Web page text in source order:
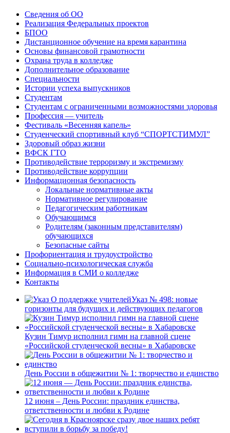
Сведения об ОО
Реализация Федеральных проектов
БПОО
Дистанционное обучение на время карантина
Основы финансовой грамотности
Охрана труда в колледже
Дополнительное образование
Специальности
Истории успеха выпускников
Студентам
Студентам с ограниченными возможностями здоровья
Профессия — учитель
Фестиваль «Весенняя капель»
Студенческий спортивный клуб “СПОРТСТИМУЛ”
Здоровый образ жизни
ВФСК ГТО
Противодействие терроризму и экстремизму
Противодействие коррупции
Информационная безопасность
Локальные нормативные акты
Нормативное регулирование
Педагогическим работникам
Обучающимся
Родителям (законным представителям)
обучающихся
Безопасные сайты
Профориентация и трудоустройство
Социально-психологическая служба
Информация в СМИ о колледже
Контакты
Указ № 498: новые
горизонты для будущих и действующих педагогов
Кузин Тимур исполнил гимн на главной сцене
«Российской студенческой весны» в Хабаровске
День России в общежитии № 1: творчество и единство
12 июня – День России: праздник единства,
ответственности и любви к Родине